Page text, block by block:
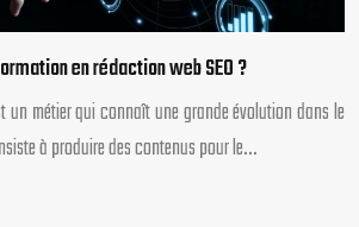
en rédaction web SEO ?
un métier qui connaît une grande évolution dans le
à produire des contenus pour le…